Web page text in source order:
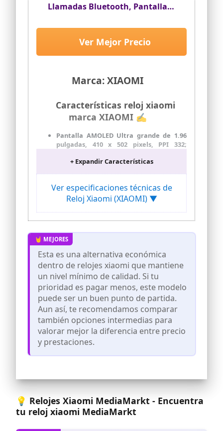
Llamadas Bluetooth, Pantalla
Monitor de frecuencia cardíaca,
150 Modos Deportivos, hasta 18
días de autonomía, Dorado
Marca: XIAOMI
Ver Mejor Precio
Características reloj xiaomi
marca XIAOMI ✍
Pantalla AMOLED Ultra grande de 1.96
pulgadas, 410 x 502 pixels, PPI 332;
pantalla siempre activa
Batería de larga duración; hasta 18 días
en modo estándar
Compatible con llamadas Bluetooth;
cancelación de ruido 2 MIC Uplink
GNSS integrado de 5 sistemas:
Seguimiento avanzado de salud y
entrenamiento; análisis versátil
frecuencia cardíaca, SpO2, sueño y más
+ Expandir Características
Ver especificaciones técnicas de
Reloj Xiaomi (XIAOMI) ▼
Esta es una alternativa económica
dentro de relojes xiaomi que mantiene
un nivel mínimo de calidad. Si tu
prioridad es pagar menos, este modelo
puede ser un buen punto de partida.
Aun así, te recomendamos comparar
también opciones intermedias para
valorar mejor la diferencia entre precio
y prestaciones.
💡 Relojes Xiaomi MediaMarkt - Encuentra
tu reloj xiaomi MediaMarkt